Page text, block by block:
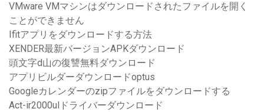
VMware VMマシンはダウンロードされたファイルを開く
ことができません
Ifitアプリをダウンロードする方法
XENDER最新バージョンAPKダウンロード
頭文字d山の復讐無料ダウンロード
アプリビルダーダウンロードoptus
Googleカレンダーのzipファイルをダウンロードする
Act-ir2000ulドライバーダウンロード